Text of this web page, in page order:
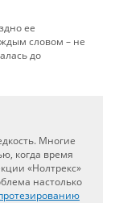
ее
словом – не
до
Многие
когда время
«Нолтрекс»
настолько